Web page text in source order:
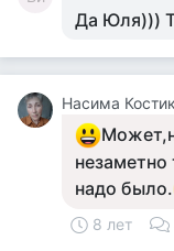
Да Юля)))
Насима
незаметно
надо было.
8 лет